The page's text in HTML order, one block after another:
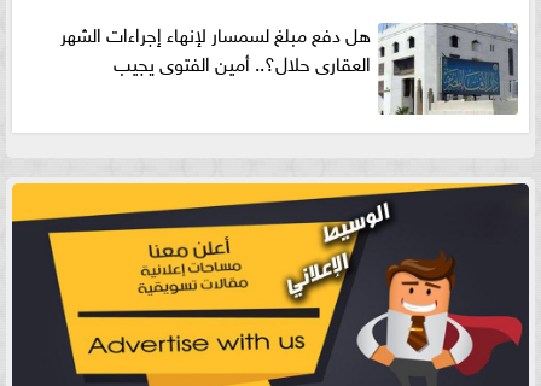
هل دفع مبلغ لسمسار لإنهاء إجراءات الشهر
العقارى حلال؟.. أمين الفتوى يجيب